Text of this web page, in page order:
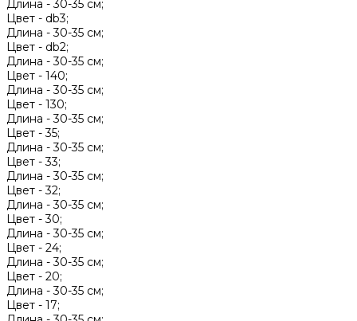
Длина -30-35 см;
Цвет - db3;
Длина -30-35 см;
Цвет - db2;
Длина -30-35 см;
Цвет - 140;
Длина -30-35 см;
Цвет - 130;
Длина -30-35 см;
Цвет -35;
Длина -30-35 см;
Цвет -33;
Длина -30-35 см;
Цвет -32;
Длина -30-35 см;
Цвет -30;
Длина -30-35 см;
Цвет - 24;
Длина -30-35 см;
Цвет - 20;
Длина -30-35 см;
Цвет - 17;